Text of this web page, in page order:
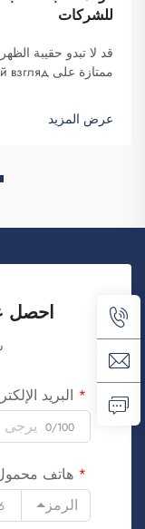
للشركات
قد لا تبدو حقيبة
الحقائب بكميات
التجارية. كما تعلمون،
عرض المزيد
احصل
البريد
0/100
هاتف
الرمز